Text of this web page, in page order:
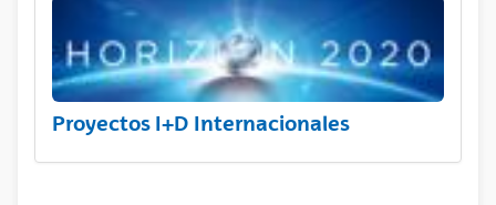
Proyectos I+D Internacionales